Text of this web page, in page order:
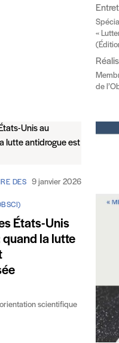
«
de
DES
9 janvier 2026
États-Unis
quand la lutte
scientifique